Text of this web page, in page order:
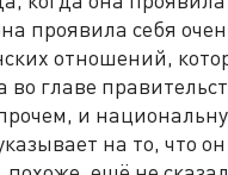
проявила себя
отношений,
во главе
и
на то, что